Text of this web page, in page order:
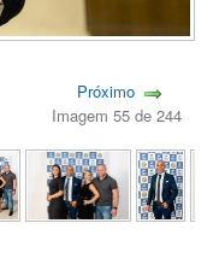
Próximo
Imagem 55 de 244